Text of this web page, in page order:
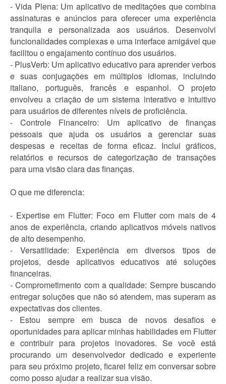
- Vida Plena: Um aplicativo de meditações que combina
assinaturas e anúncios para oferecer uma experiência
tranquila e personalizada aos usuários. Desenvolvi
funcionalidades complexas e uma interface amigável que
facilitou o engajamento contínuo dos usuários.
- PlusVerb: Um aplicativo educativo para aprender verbos
e suas conjugações em múltiplos idiomas, incluindo
italiano, português, francês e espanhol. O projeto
envolveu a criação de um sistema interativo e intuitivo
para usuários de diferentes níveis de proficiência.
- Controle Financeiro: Um aplicativo de finanças
pessoais que ajuda os usuários a gerenciar suas
despesas e receitas de forma eficaz. Inclui gráficos,
relatórios e recursos de categorização de transações
para uma visão clara das finanças.
O que me diferencia:
- Expertise em Flutter: Foco em Flutter com mais de 4
anos de experiência, criando aplicativos móveis nativos
de alto desempenho.
- Versatilidade: Experiência em diversos tipos de
projetos, desde aplicativos educativos até soluções
financeiras.
- Comprometimento com a qualidade: Sempre buscando
entregar soluções que não só atendem, mas superam as
expectativas dos clientes.
- Estou sempre em busca de novos desafios e
oportunidades para aplicar minhas habilidades em Flutter
e contribuir para projetos inovadores. Se você está
procurando um desenvolvedor dedicado e experiente
para seu próximo projeto, ficarei feliz em conversar sobre
como posso ajudar a realizar sua visão.